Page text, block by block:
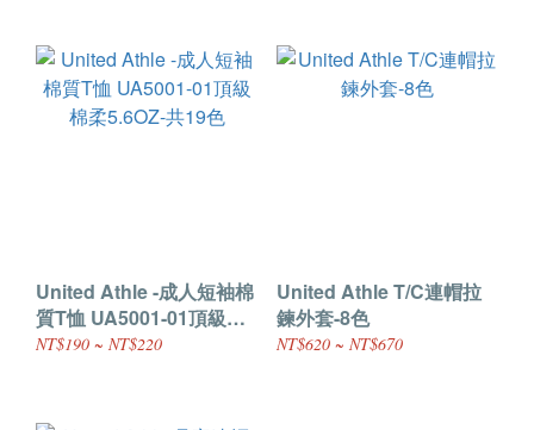
United Athle -成人短袖棉
質T恤 UA5001-01頂級棉
柔5.6OZ-共19色
NT$190 ~ NT$220
United Athle T/C連帽拉
鍊外套-8色
NT$620 ~ NT$670